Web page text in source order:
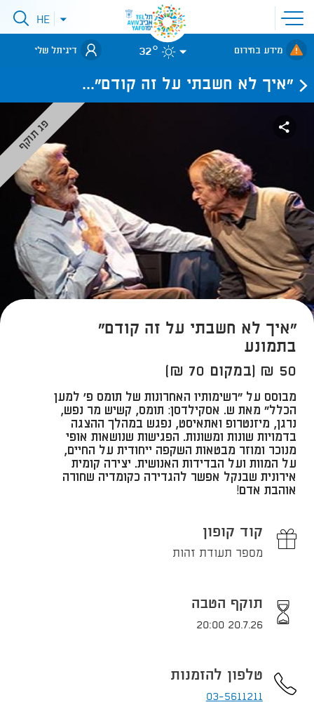
פתיחת
תפריט
אתר
לאתר עיריית
תל-אביב
פתיחתHE
מידע בחירום 32° דיגיתל שלי
"איך לא חשבתי על זה קודם"...
פג תוקף
"איך לא חשבתי על זה קודם"
בתמונע
50 ₪ (במקום 70 ₪)
​מבוסס על "רשימותיו האחרונות של תומס פ' למען
הכלל" מאת ש. אסקילדסן: תומס, קשיש מר נפש,
נרגן, מיזנטרופ ואתאיסט, נפגש במהלך ההצגה
בדמויות שונות ומשונות. הפגישות שנושאות אופי
מנוכר ומוזר מבטאות השקפה ייחודית על החיים,
על המוות ועל הבדידות האנושית. יצירה קומית
אירונית שבנקל אפשר להגדירה כקומדיה שחורה
אוהבת אדם!
קוד קופון
מספר תעודת זהות
תוקף הטבה
20.7.26 20:00
טלפון להזמנות
03-5611211